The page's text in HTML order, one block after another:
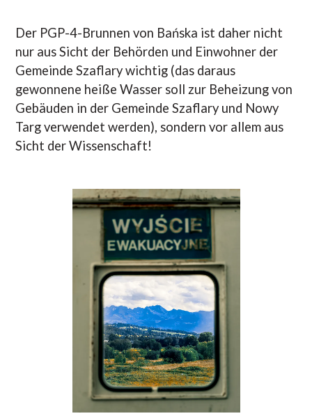
Der PGP-4-Brunnen von Bańska ist daher nicht
nur aus Sicht der Behörden und Einwohner der
Gemeinde Szaflary wichtig (das daraus
gewonnene heiße Wasser soll zur Beheizung von
Gebäuden in der Gemeinde Szaflary und Nowy
Targ verwendet werden), sondern vor allem aus
Sicht der Wissenschaft!